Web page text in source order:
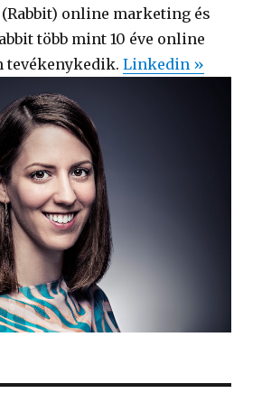
online marketing és
több mint 10 éve online
tevékenykedik.Linkedin »